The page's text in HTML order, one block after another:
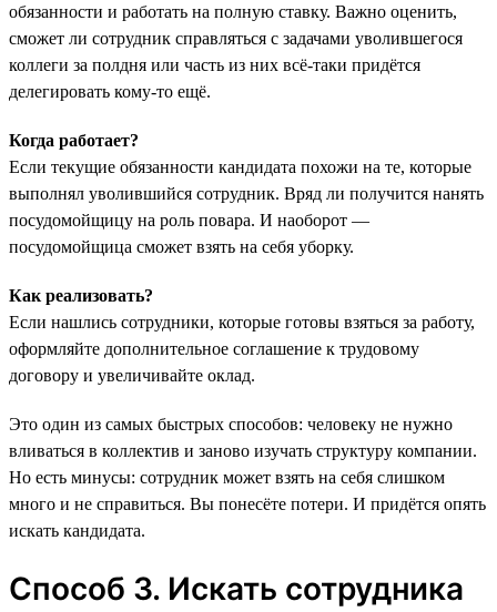
обязанности и работать на полную ставку. Важно оценить,
сможет ли сотрудник справляться с задачами уволившегося
коллеги за полдня или часть из них всё-таки придётся
делегировать кому-то ещё.
Когда работает?
Если текущие обязанности кандидата похожи на те, которые
выполнял уволившийся сотрудник. Вряд ли получится нанять
посудомойщицу на роль повара. И наоборот —
посудомойщица сможет взять на себя уборку.
Как реализовать?
Если нашлись сотрудники, которые готовы взяться за работу,
оформляйте дополнительное соглашение к трудовому
договору и увеличивайте оклад.
Это один из самых быстрых способов: человеку не нужно
вливаться в коллектив и заново изучать структуру компании.
Но есть минусы: сотрудник может взять на себя слишком
много и не справиться. Вы понесёте потери. И придётся опять
искать кандидата.
Способ 3. Искать сотрудника